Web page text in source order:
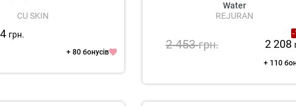
CU SKIN
грн.
+ 80 бонусів
Water
REJURAN
-
2 453грн. 2 208
+ 110